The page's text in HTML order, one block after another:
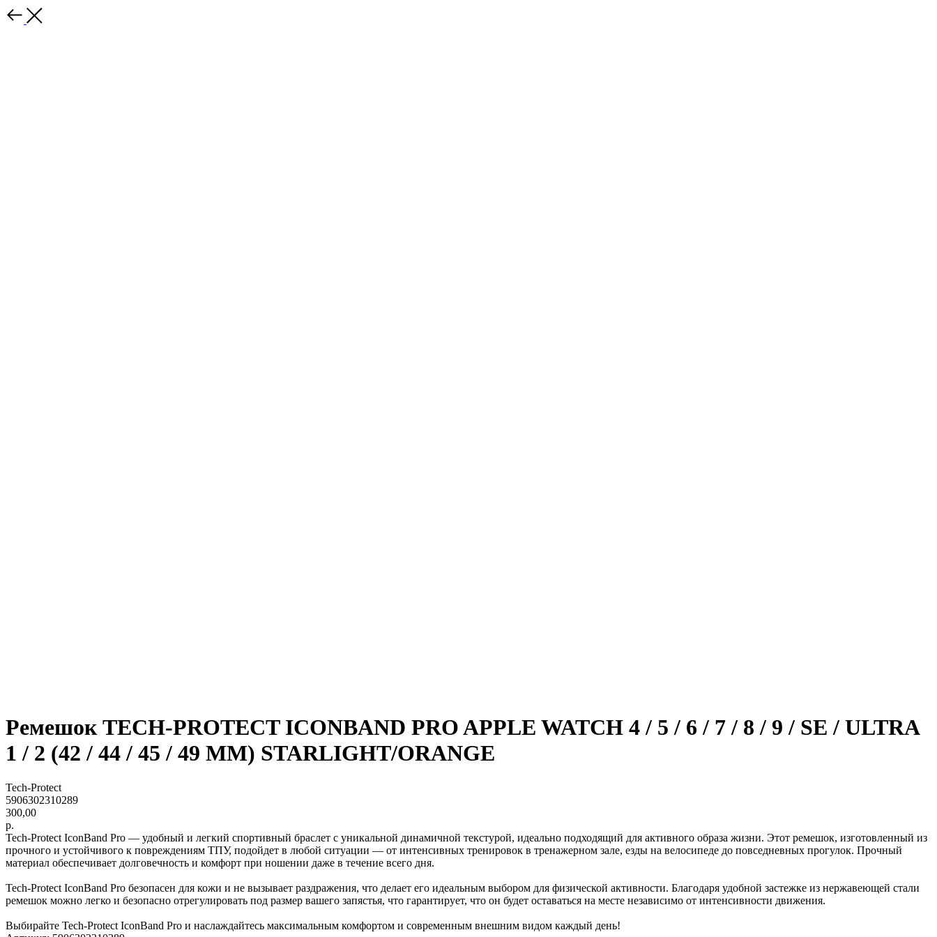
Ремешок TECH-PROTECT ICONBAND PRO APPLE WATCH 4 / 5 / 6 / 7 / 8 / 9 / SE / ULTRA
1 / 2 (42 / 44 / 45 / 49 MM) STARLIGHT/ORANGE
Tech-Protect
5906302310289
300,00
р.
Tech-Protect IconBand Pro — удобный и легкий спортивный браслет с уникальной динамичной текстурой, идеально подходящий для активного образа жизни. Этот ремешок, изготовленный из
прочного и устойчивого к повреждениям ТПУ, подойдет в любой ситуации — от интенсивных тренировок в тренажерном зале, езды на велосипеде до повседневных прогулок. Прочный
материал обеспечивает долговечность и комфорт при ношении даже в течение всего дня.
Tech-Protect IconBand Pro безопасен для кожи и не вызывает раздражения, что делает его идеальным выбором для физической активности. Благодаря удобной застежке из нержавеющей стали
ремешок можно легко и безопасно отрегулировать под размер вашего запястья, что гарантирует, что он будет оставаться на месте независимо от интенсивности движения.
Выбирайте Tech-Protect IconBand Pro и наслаждайтесь максимальным комфортом и современным внешним видом каждый день!